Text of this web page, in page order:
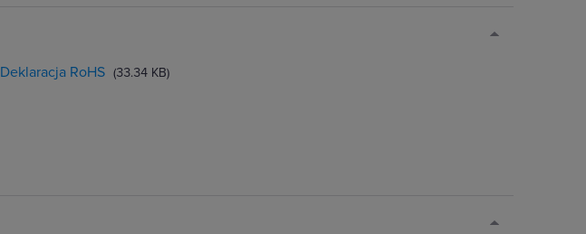
Deklaracja RoHS (33.34 KB)